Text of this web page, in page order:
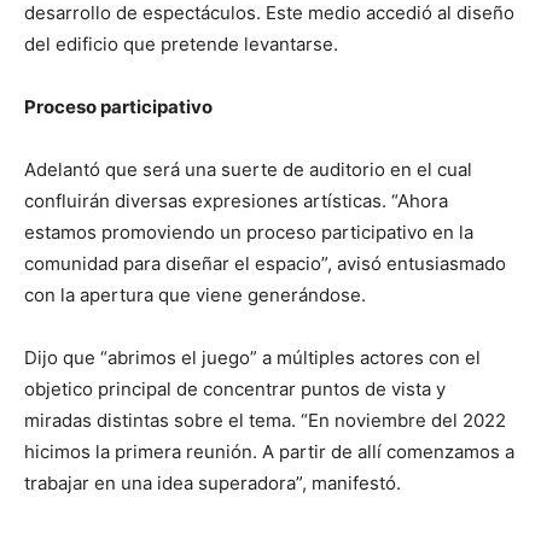
desarrollo de espectáculos. Este medio accedió al diseño
del edificio que pretende levantarse.
Proceso participativo
Adelantó que será una suerte de auditorio en el cual
confluirán diversas expresiones artísticas. “Ahora
estamos promoviendo un proceso participativo en la
comunidad para diseñar el espacio”, avisó entusiasmado
con la apertura que viene generándose.
Dijo que “abrimos el juego” a múltiples actores con el
objetico principal de concentrar puntos de vista y
miradas distintas sobre el tema. “En noviembre del 2022
hicimos la primera reunión. A partir de allí comenzamos a
trabajar en una idea superadora”, manifestó.